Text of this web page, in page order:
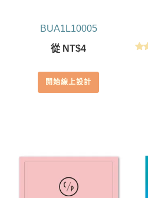
BUA1L10005
從 NT$4
開始線上設計